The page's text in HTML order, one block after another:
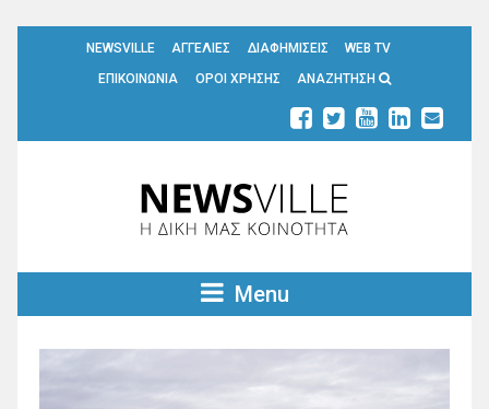
NEWSVILLE ΑΓΓΕΛΙΕΣ ΔΙΑΦΗΜΙΣΕΙΣ
WEB TV
ΕΠΙΚΟΙΝΩΝΙΑ
ΟΡΟΙ ΧΡΗΣΗΣ ΑΝΑΖΗΤΗΣΗ
Menu